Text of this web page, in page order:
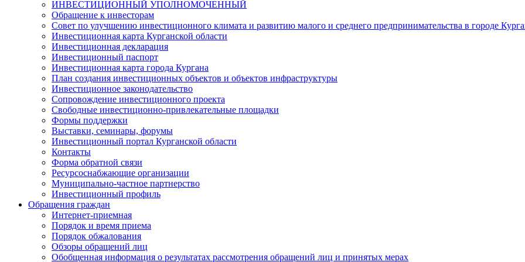
ИНВЕСТИЦИОННЫЙ УПОЛНОМОЧЕННЫЙ
Обращение к инвесторам
Совет по улучшению инвестиционного климата и развитию малого и среднего предпринимательства в городе
Инвестиционная карта Курганской области
Инвестиционная декларация
Инвестиционный паспорт
Инвестиционная карта города Кургана
План создания инвестиционных объектов и объектов инфраструктуры
Инвестиционное законодательство
Сопровождение инвестиционного проекта
Свободные инвестиционно-привлекательные площадки
Формы поддержки
Выставки, семинары, форумы
Инвестиционный портал Курганской области
Контакты
Форма обратной связи
Ресурсоснабжающие организации
Муниципально-частное партнерство
Инвестиционный профиль
Обращения граждан
Интернет-приемная
Порядок и время приема
Порядок обжалования
Обзоры обращений лиц
Обобщенная информация о результатах рассмотрения обращений лиц и принятых мерах